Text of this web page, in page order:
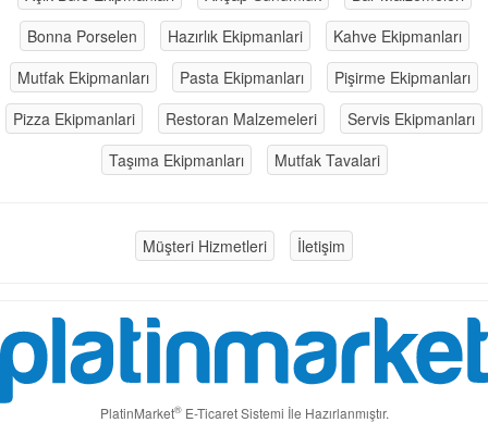
Bonna Porselen
Hazırlık Ekipmanlari
Kahve Ekipmanları
Mutfak Ekipmanları
Pasta Ekipmanları
Pişirme Ekipmanları
Pizza Ekipmanlari
Restoran Malzemeleri
Servis Ekipmanları
Taşıma Ekipmanları
Mutfak Tavalari
Müşteri Hizmetleri İletişim
PlatinMarket®E-Ticaret Sistemi İle Hazırlanmıştır.